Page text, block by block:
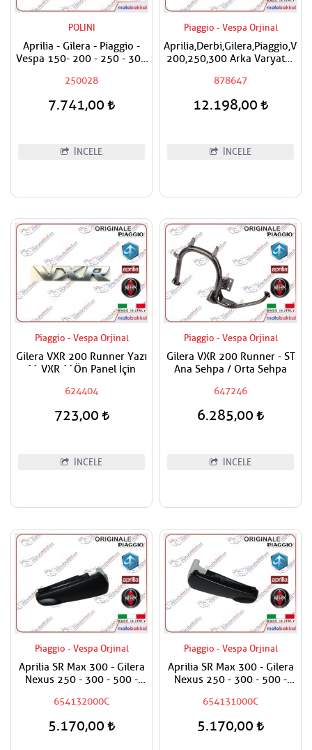
POLINI
Aprilia - Gilera - Piaggio -
Vespa 150- 200 - 250 - 300
Performans Varyatör Çanak
250028
7.741,00
İNCELE
Piaggio - Vespa Orjinal
200,250,300 Arka Varyatör
878647
12.198,00
İNCELE
Piaggio - Vespa Orjinal
Gilera VXR 200 Runner Yazı
´´ VXR ´´Ön Panel İçin
624404
723,00
İNCELE
Piaggio - Vespa Orjinal
Gilera VXR 200 Runner - ST
Ana Sehpa / Orta Sehpa
647246
6.285,00
İNCELE
Piaggio - Vespa Orjinal
Aprilia SR Max 300 - Gilera
Nexus 250 - 300 - 500 -
Piaggio Carnaby 200 Ayak
654132000C
5.170,00
Piaggio - Vespa Orjinal
Aprilia SR Max 300 - Gilera
Nexus 250 - 300 - 500 -
Piaggio Carnaby 200 Ayak
654131000C
5.170,00